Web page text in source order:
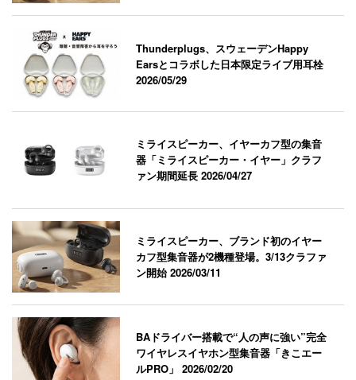
Thunderplugs、スウェーデンHappy
Earsとコラボした日本限定ライブ用耳栓
2026/05/29
ミライスピーカー、イヤーカフ型の集音
器「ミライスピーカー・イヤー」クラフ
ァン期間延長2026/04/27
ミライスピーカー、ブランド初のイヤー
カフ型集音器が2機種登場。3/13クラファ
ン開始2026/03/11
BAドライバー搭載で“人の声に強い”完全
ワイヤレスイヤホン型集音器「きこエー
ルPRO」2026/02/20